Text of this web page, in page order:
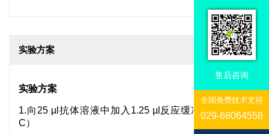
实验方案
实验方案
1.向25 µl抗体溶液中加入1.25 µl反应缓冲液（组分
C）
售后咨询
全国免费技术支持
029-68064558